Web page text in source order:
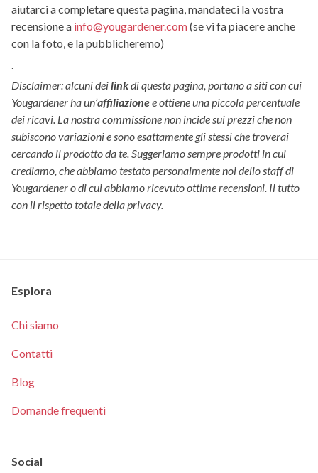
aiutarci a completare questa pagina, mandateci la vostra
recensione a info@yougardener.com(se vi fa piacere anche
con la foto, e la pubblicheremo)
Disclaimer: alcuni deilinkdi questa pagina, portano a siti con cui
Yougardener ha un’affiliazionee ottiene una piccola percentuale
dei ricavi. La nostra commissione non incide sui prezzi che non
subiscono variazioni e sono esattamente gli stessi che troverai
cercando il prodotto da te. Suggeriamo sempre prodotti in cui
crediamo, che abbiamo testato personalmente noi dello staff di
Yougardener o di cui abbiamo ricevuto ottime recensioni. Il tutto
con il rispetto totale della privacy.
Esplora
Chi siamo
Contatti
Blog
Domande frequenti
Social